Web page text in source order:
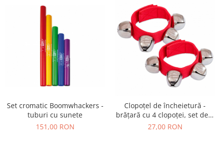
Set cromatic Boomwhackers -
tuburi cu sunete
151,00 RON
Clopoțel de încheietură -
brățară cu 4 clopoței, set de 2
bucăți
27,00 RON